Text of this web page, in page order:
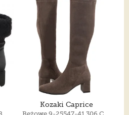
Kozaki Caprice